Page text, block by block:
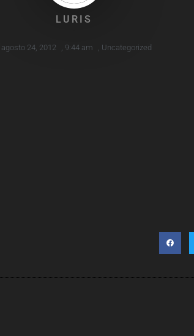
LURIS
agosto 24, 2012 , 9:44 am , Uncategorized